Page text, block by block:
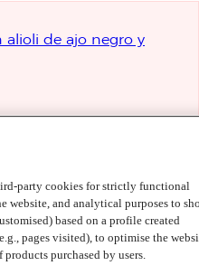
party cookies for strictly functional
website, and analytical purposes to
based on a profile created
pages visited), to optimise the
purchased by users.